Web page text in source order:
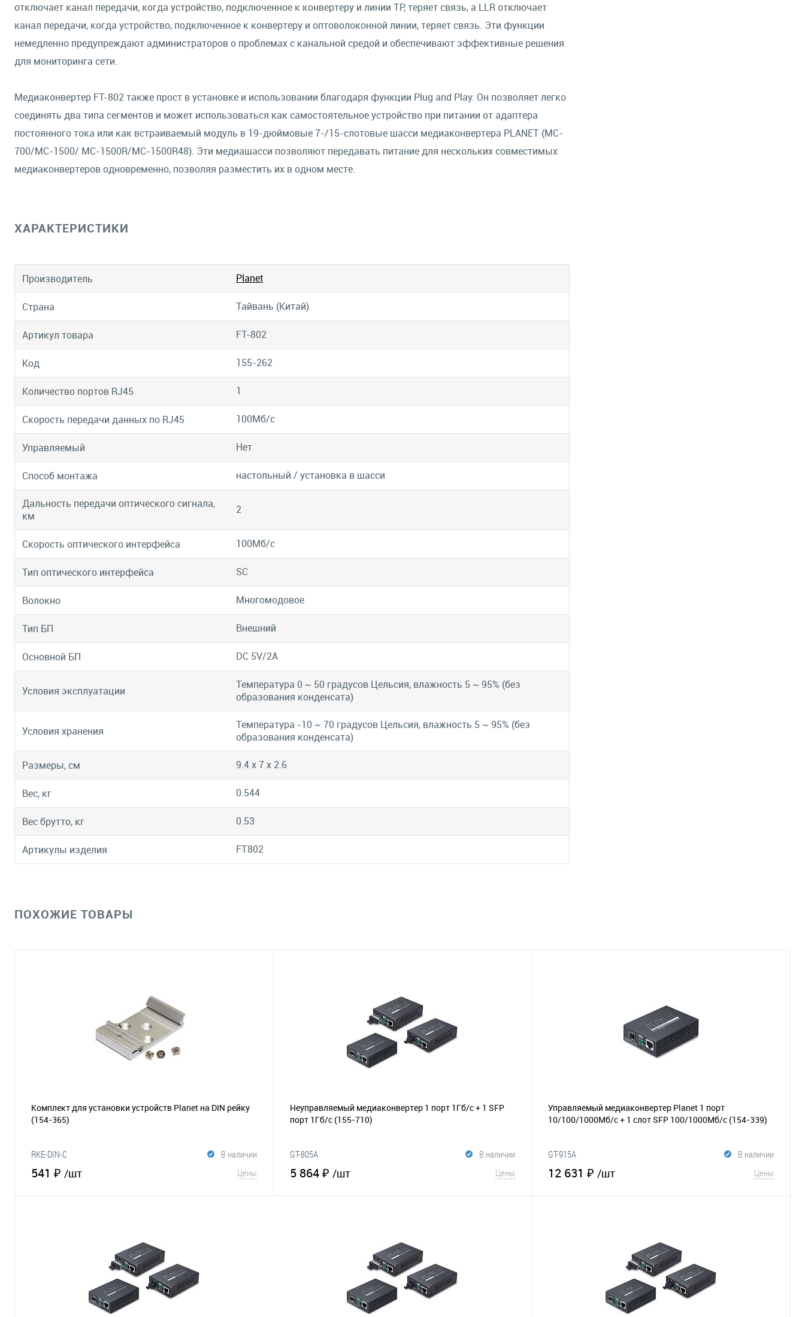
отключает канал передачи, когда устройство, подключенное к конвертеру и линии TP, теряет связь, а LLR отключает
канал передачи, когда устройство, подключенное к конвертеру и оптоволоконной линии, теряет связь. Эти функции
немедленно предупреждают администраторов о проблемах с канальной средой и обеспечивают эффективные решения
для мониторинга сети.
Медиаконвертер FT-802 также прост в установке и использовании благодаря функции Plug and Play. Он позволяет легко
соединять два типа сегментов и может использоваться как самостоятельное устройство при питании от адаптера
постоянного тока или как встраиваемый модуль в 19-дюймовые 7-/15-слотовые шасси медиаконвертера PLANET (MC-
700/MC-1500/ MC-1500R/MC-1500R48). Эти медиашасси позволяют передавать питание для нескольких совместимых
медиаконвертеров одновременно, позволяя разместить их в одном месте.
ХАРАКТЕРИСТИКИ
Производитель Planet
Страна Тайвань (Китай)
Артикул товара FT-802
Код 155-262
Количество портов RJ45 1
Скорость передачи данных по RJ45 100Мб/с
Управляемый Нет
Способ монтажа настольный / установка в шасси
Дальность передачи оптического сигнала,
км
2
Скорость оптического интерфейса 100Мб/с
Тип оптического интерфейса SC
Волокно Многомодовое
Тип БП Внешний
Основной БП DC 5V/2A
Условия эксплуатации
Температура 0 ~ 50 градусов Цельсия, влажность 5 ~ 95% (без
образования конденсата)
Условия хранения
Температура -10 ~ 70 градусов Цельсия, влажность 5 ~ 95% (без
образования конденсата)
Размеры, см 9.4 x 7 x 2.6
Вес, кг 0.544
Вес брутто, кг 0.53
Артикулы изделия FT802
ПОХОЖИЕ ТОВАРЫ
Комплект для установки устройств Planet на DIN рейку
(154-365)
В наличии
RKE-DIN-C
541 ₽ /шт Цены
Неуправляемый медиаконвертер 1 порт 1Гб/с + 1 SFP
порт 1Гб/с (155-710)
В наличии
GT-805A
5 864 ₽ /шт Цены
Управляемый медиаконвертер Planet 1 порт
10/100/1000Мб/с + 1 слот SFP 100/1000Мб/с (154-339)
В наличии
GT-915A
12 631 ₽/шт Цены